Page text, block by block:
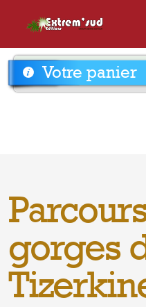
Votre panier
gorges